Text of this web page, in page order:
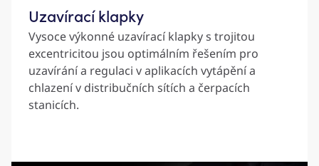
Uzavírací klapky
Vysoce výkonné uzavírací klapky s trojitou
excentricitou jsou optimálním řešením pro
uzavírání a regulaci v aplikacích vytápění a
chlazení v distribučních sítích a čerpacích
stanicích.